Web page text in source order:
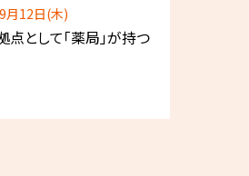
月12日(木)
として「薬局」が持つ